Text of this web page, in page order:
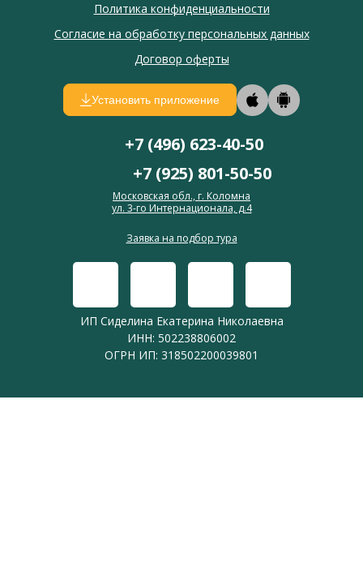
Политика конфиденциальности
Согласие на обработку персональных данных
Договор оферты
Установить приложение
ИП Сиделина Екатерина Николаевна
ИНН: 502238806002
ОГРН ИП: 318502200039801
+7 (496) 623-40-50
+7 (925) 801-50-50
Московская обл., г. Коломна
ул. 3-го Интернационала, д.4
Заявка на подбор тура